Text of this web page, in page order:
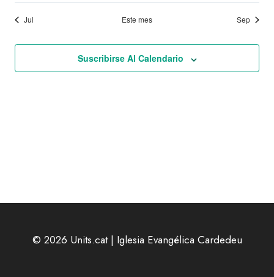
Jul Este mes Sep
Suscribirse Al Calendario
© 2026 Units.cat | Iglesia Evangélica Cardedeu